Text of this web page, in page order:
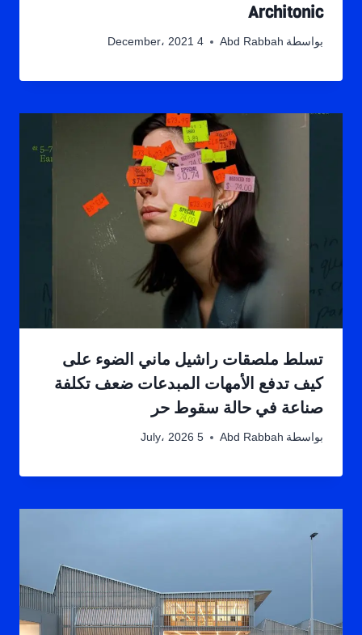
Architonic
بواسطة Abd Rabbah 4 December، 2021
تسلط ملصقات راشيل ماني الضوء على
كيف تدفع الأمهات المبدعات ضعف تكلفة
صناعة في حالة سقوط حر
بواسطة Abd Rabbah 5 July، 2026